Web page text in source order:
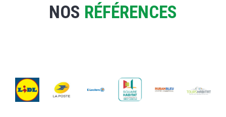
NOS RÉFÉRENCES